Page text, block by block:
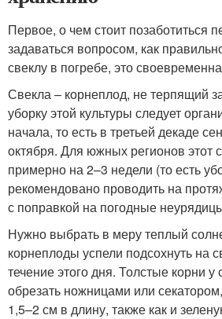
Первое, о чем стоит позаботиться
задаваться вопросом, как
свеклу в погребе, это
Свекла – корнеплод, не терпящий
уборку этой культуры следует
начала, то есть в третьей декаде
октября. Для южных регионов этот
примерно на 2–3 недели (то есть
рекомендовано проводить на
с поправкой на погодные
Нужно выбрать в меру теплый
корнеплоды успели подсохнуть на
течение этого дня. Толстые корни
обрезать ножницами или
1,5–2 см в длину, также как и